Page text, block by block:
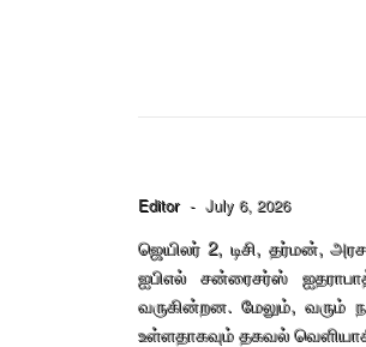
Editor - July 6, 2026
ஜெயிலர் 2, டிசி, தர்மன்,
ஐபிஎல் சன்ரைசர்ஸ்
வருகின்றன. மேலும், வரும்
உள்ளதாகவும் தகவல்